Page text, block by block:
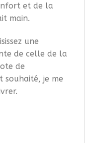
et de la
main.
une
de celle de la
de
souhaité, je me